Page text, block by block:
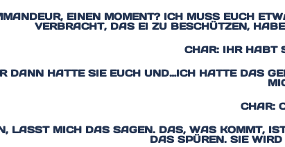
EINEN MOMENT? ICH MUSS EUCH
VERBRACHT, DAS EI ZU BESCHÜTZEN,
CHAR: IHR HABT
DANN HATTE SIE EUCH UND…ICH HATTE DAS
CHAR:
LASST MICH DAS SAGEN. DAS, WAS KOMMT,
DAS SPÜREN. SIE